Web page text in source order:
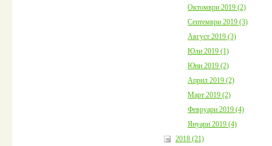
Октомври 2019 (2)
Септември 2019 (3)
Август 2019 (3)
Юли 2019 (1)
Юни 2019 (2)
Април 2019 (2)
Март 2019 (2)
Февруари 2019 (4)
Януари 2019 (4)
2018 (21)